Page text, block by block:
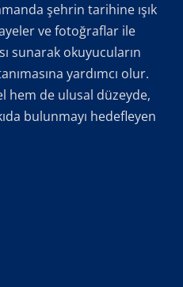
şehrin tarihine ışık
ve fotoğraflar ile
sunarak okuyucuların
yardımcı olur.
hem de ulusal düzeyde,
bulunmayı hedefleyen